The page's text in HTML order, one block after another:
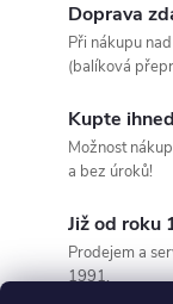
Doprava
Při nákupu
(balíková
Kupte
Možnost
a bez úroků!
Již od roku
Prodejem a
1991.